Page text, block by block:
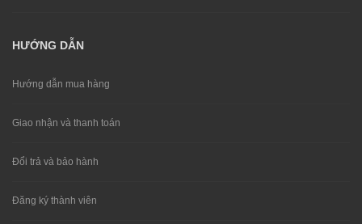
HƯỚNG DẪN
Hướng dẫn mua hàng
Giao nhận và thanh toán
Đổi trả và bảo hành
Đăng ký thành viên